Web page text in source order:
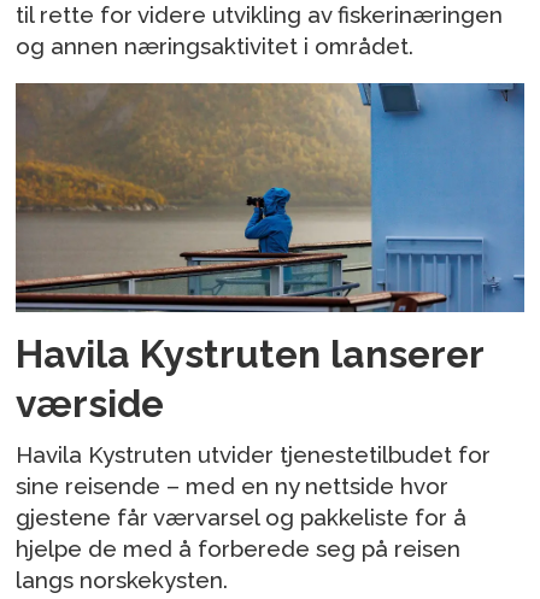
til rette for videre utvikling av fiskerinæringen
og annen næringsaktivitet i området.
Havila Kystruten lanserer
værside
Havila Kystruten utvider tjenestetilbudet for
sine reisende – med en ny nettside hvor
gjestene får værvarsel og pakkeliste for å
hjelpe de med å forberede seg på reisen
langs norskekysten.